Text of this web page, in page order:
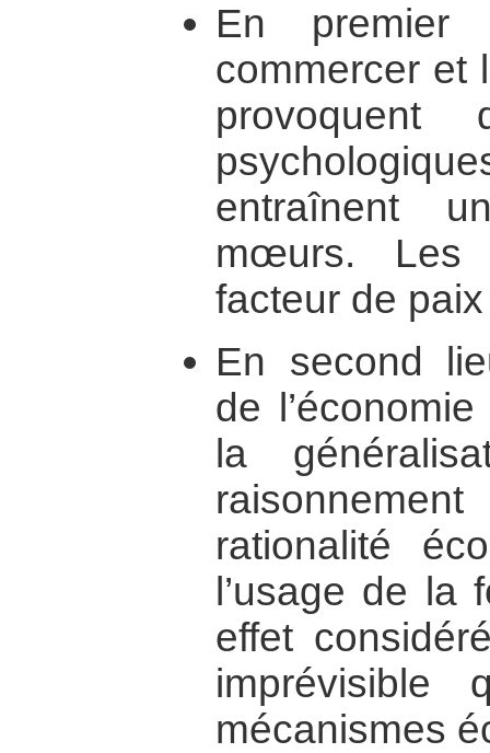
En premier
commercer et
provoquent
entraînent
mœurs. Les
facteur de
En second
de
la
rationalité
l’usage de la
effet
mécanismes